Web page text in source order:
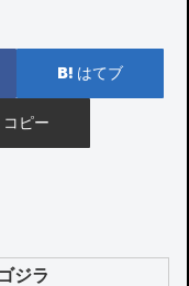
はてブ
コピー
ジラ